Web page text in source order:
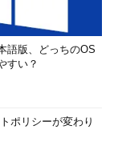
ャンされる。
使用する。
語版、どっちのOS
すい？
ポリシーが変わり